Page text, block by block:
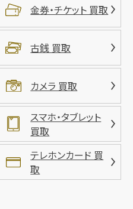
金券・チケット 買取
古銭 買取
カメラ 買取
スマホ・タブレット
買取
テレホンカード 買
取